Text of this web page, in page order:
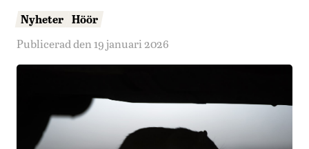
Nyheter Höör
Publicerad den 19 januari 2026